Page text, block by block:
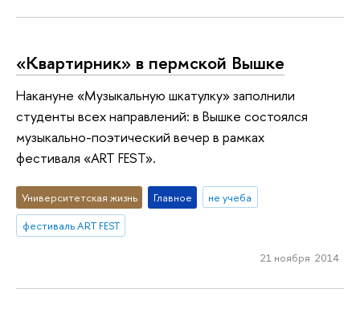
«Квартирник» в пермской Вышке
Накануне «Музыкальную шкатулку» заполнили
студенты всех направлений: в Вышке состоялся
музыкально-поэтический вечер в рамках
фестиваля «ART FEST».
Университетская жизнь Главное
не учеба
фестиваль ART FEST
21 ноября 2014